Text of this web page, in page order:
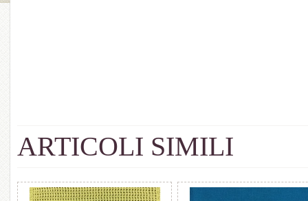
ARTICOLI SIMILI